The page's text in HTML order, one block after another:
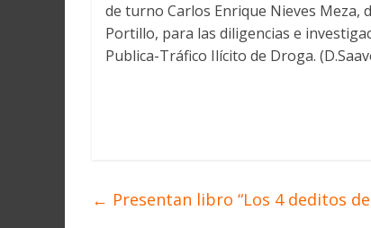
de turno Carlos Enrique Nieves Meza,
Portillo, para las diligencias e
Publica-Tráfico Ilícito de Droga.
← Presentan libro “Los 4 deditos